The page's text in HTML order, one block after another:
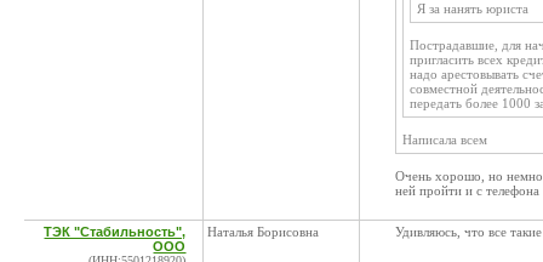
Я за нанять юриста
Пострадавшие, для
пригласить всех
надо арестовывать
совместной
передать более 1000
Написала всем
Очень хорошо, но
ней пройти и с
ТЭК "Стабильность",
ООО
Наталья Борисовна Удивляюсь, что все